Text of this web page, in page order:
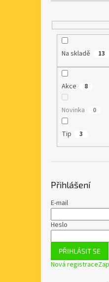
Na skladě 13
Akce 8
Novinka 0
Tip 3
Přihlášení
E-mail
Heslo
PŘIHLÁSIT SE
Nová registrace